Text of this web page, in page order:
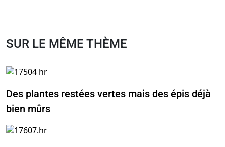
SUR LE MÊME THÈME
Des plantes restées vertes mais des épis déjà
bien mûrs